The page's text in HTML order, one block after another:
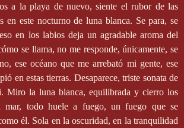
a la playa de nuevo, siente el rubor de las
en este nocturno de luna blanca. Se para, se
en los labios deja un agradable aroma del
se llama, no me responde, únicamente, se
ese océano que me arrebató mi gente, ese
en estas tierras. Desaparece, triste sonata de
Miro la luna blanca, equilibrada y cierro los
mar, todo huele a fuego, un fuego que se
él. Sola en la oscuridad, en la tranquilidad